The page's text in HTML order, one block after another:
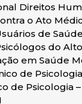
Direitos
o Ato
de
do
em Saúde
de
de Psicologia